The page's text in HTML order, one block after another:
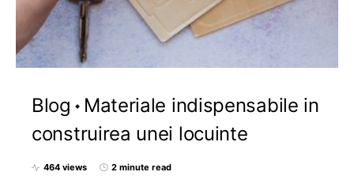
Blog
Materiale indispensabile in
construirea unei locuinte
464 views 2 minute read